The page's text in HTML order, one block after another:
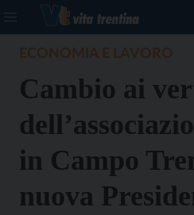
Cambio ai
in Campo
nuova